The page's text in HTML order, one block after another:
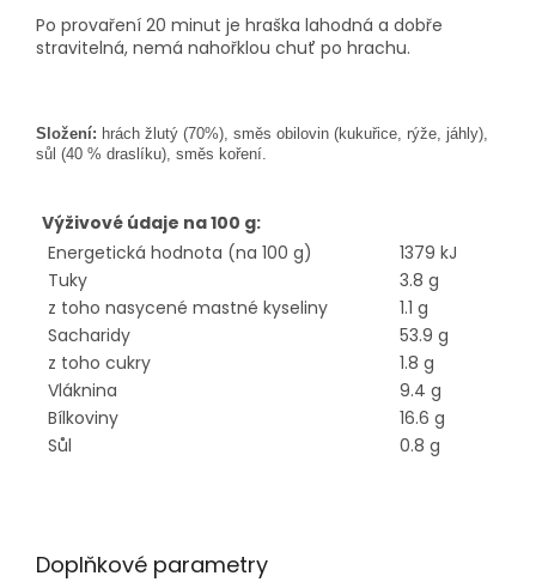
Po provaření 20 minut je hraška lahodná a dobře
stravitelná, nemá nahořklou chuť po hrachu.
Složení: hrách žlutý (70%), směs obilovin (kukuřice, rýže, jáhly),
sůl (40 % draslíku), směs koření.
Výživové údaje na 100 g:
Energetická hodnota (na 100 g)
1379 kJ
Tuky
3.8 g
z toho nasycené mastné kyseliny
1.1 g
Sacharidy
53.9 g
z toho cukry
1.8 g
Vláknina
9.4 g
Bílkoviny
16.6 g
Sůl
0.8 g
Doplňkové parametry